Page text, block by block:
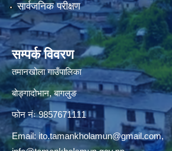
सार्वजनिक परीक्षण
सम्पर्क विवरण
तमानखोला गाउँपालिका
बोङ्गादोभान, बागलुङ
फोन नंः 9857671111
Email: ito.tamankholamun@gmail.com,